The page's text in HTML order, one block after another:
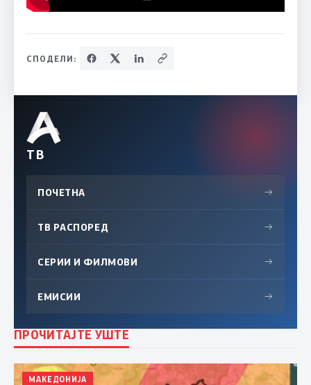
СПОДЕЛИ:
ТВ
ПОЧЕТНА →
ТВ РАСПОРЕД →
СЕРИИ И ФИЛМОВИ →
ЕМИСИИ →
ПРОЧИТАЈТЕ УШТЕ
МАКЕДОНИЈА